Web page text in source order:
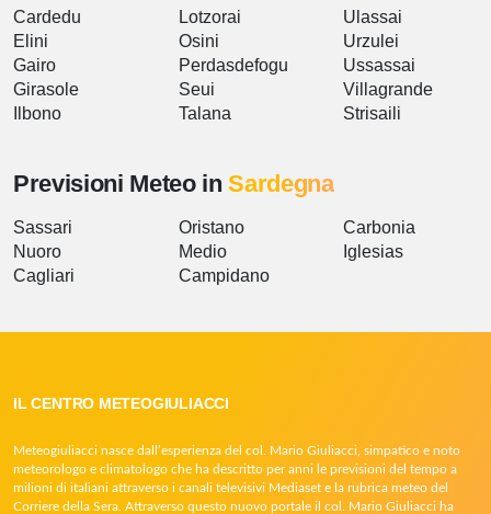
Cardedu
Elini
Gairo
Girasole
Ilbono
Lotzorai
Osini
Perdasdefogu
Seui
Talana
Ulassai
Urzulei
Ussassai
Villagrande
Strisaili
Previsioni Meteo inSardegna
Sassari
Nuoro
Cagliari
Oristano
Medio
Campidano
Carbonia
Iglesias
IL CENTRO METEOGIULIACCI
Meteogiuliacci nasce dall’esperienza del col. Mario Giuliacci, simpatico e noto
meteorologo e climatologo che ha descritto per anni le previsioni del tempo a
milioni di italiani attraverso i canali televisivi Mediaset e la rubrica meteo del
Corriere della Sera. Attraverso questo nuovo portale il col. Mario Giuliacci ha